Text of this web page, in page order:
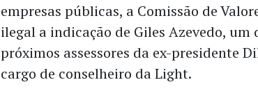
empresas públicas, a Comissão de
ilegal a indicação de Giles Azevedo, um
próximos assessores da ex-presidente
cargo de conselheiro da Light.